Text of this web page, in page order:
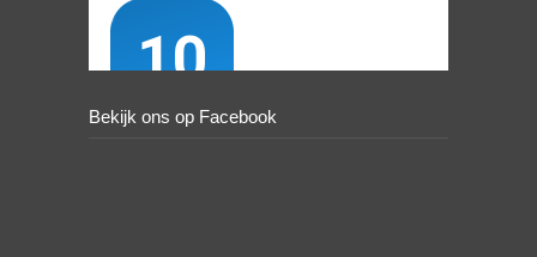
Bekijk ons op Facebook